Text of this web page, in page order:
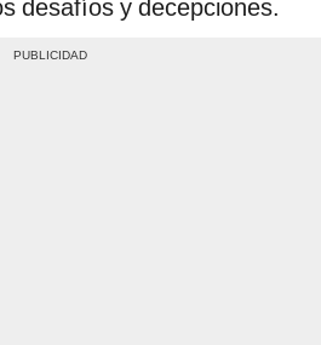
desafíos y decepciones.